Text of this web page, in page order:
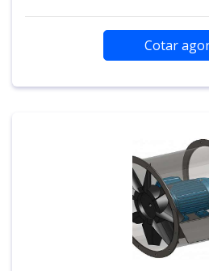
Cotar